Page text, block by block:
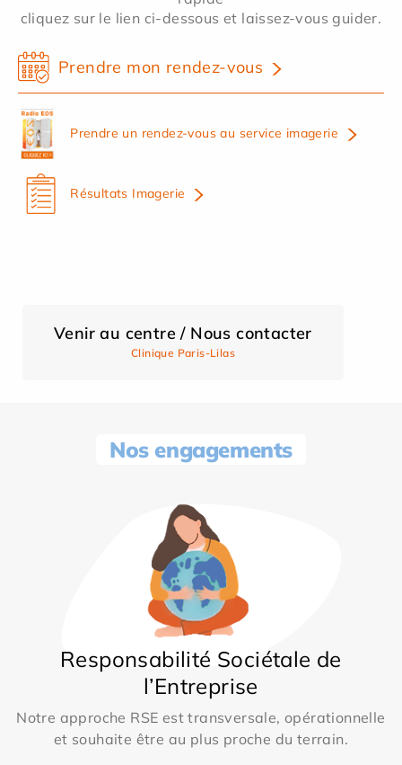
cliquez sur le lien ci-dessous et laissez-vous guider.
Prendre mon rendez-vous
Prendre un rendez-vous au service imagerie
Résultats Imagerie
Venir au centre / Nous contacter
Clinique Paris-Lilas
Nos engagements
Responsabilité Sociétale de
l’Entreprise
Notre approche RSE est transversale, opérationnelle
et souhaite être au plus proche du terrain.